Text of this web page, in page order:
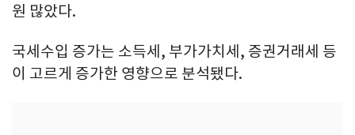
원 많았다.
국세수입 증가는 소득세, 부가가치세, 증권거래세 등
이 고르게 증가한 영향으로 분석됐다.